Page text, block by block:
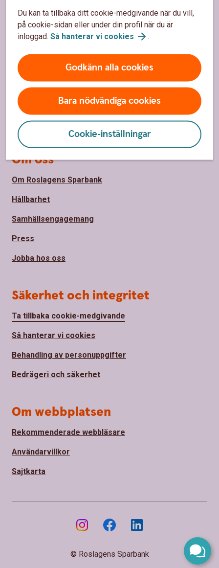
Du kan ta tillbaka ditt cookie-medgivande när du vill,
på cookie-sidan eller under din profil när du är
inloggad. Så hanterar vi cookies .
Godkänn alla cookies
Bara nödvändiga cookies
Cookie-inställningar
Sidfot
Hitta snabbt
Kundservice
Spärrhjälp
Hitta bankkontor
Bli kund
Priser, räntor och kurser
Om oss
Om Roslagens Sparbank
Hållbarhet
Samhällsengagemang
Press
Jobba hos oss
Säkerhet och integritet
Ta tillbaka cookie-medgivande
Så hanterar vi cookies
Behandling av personuppgifter
Bedrägeri och säkerhet
Om webbplatsen
Rekommenderade webbläsare
Användarvillkor
Sajtkarta
© Roslagens Sparbank